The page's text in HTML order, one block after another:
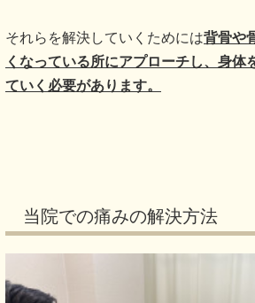
それらを解決していくためには背骨や
くなっている所にアプローチし、身体
ていく必要があります。
当院での痛みの解決方法